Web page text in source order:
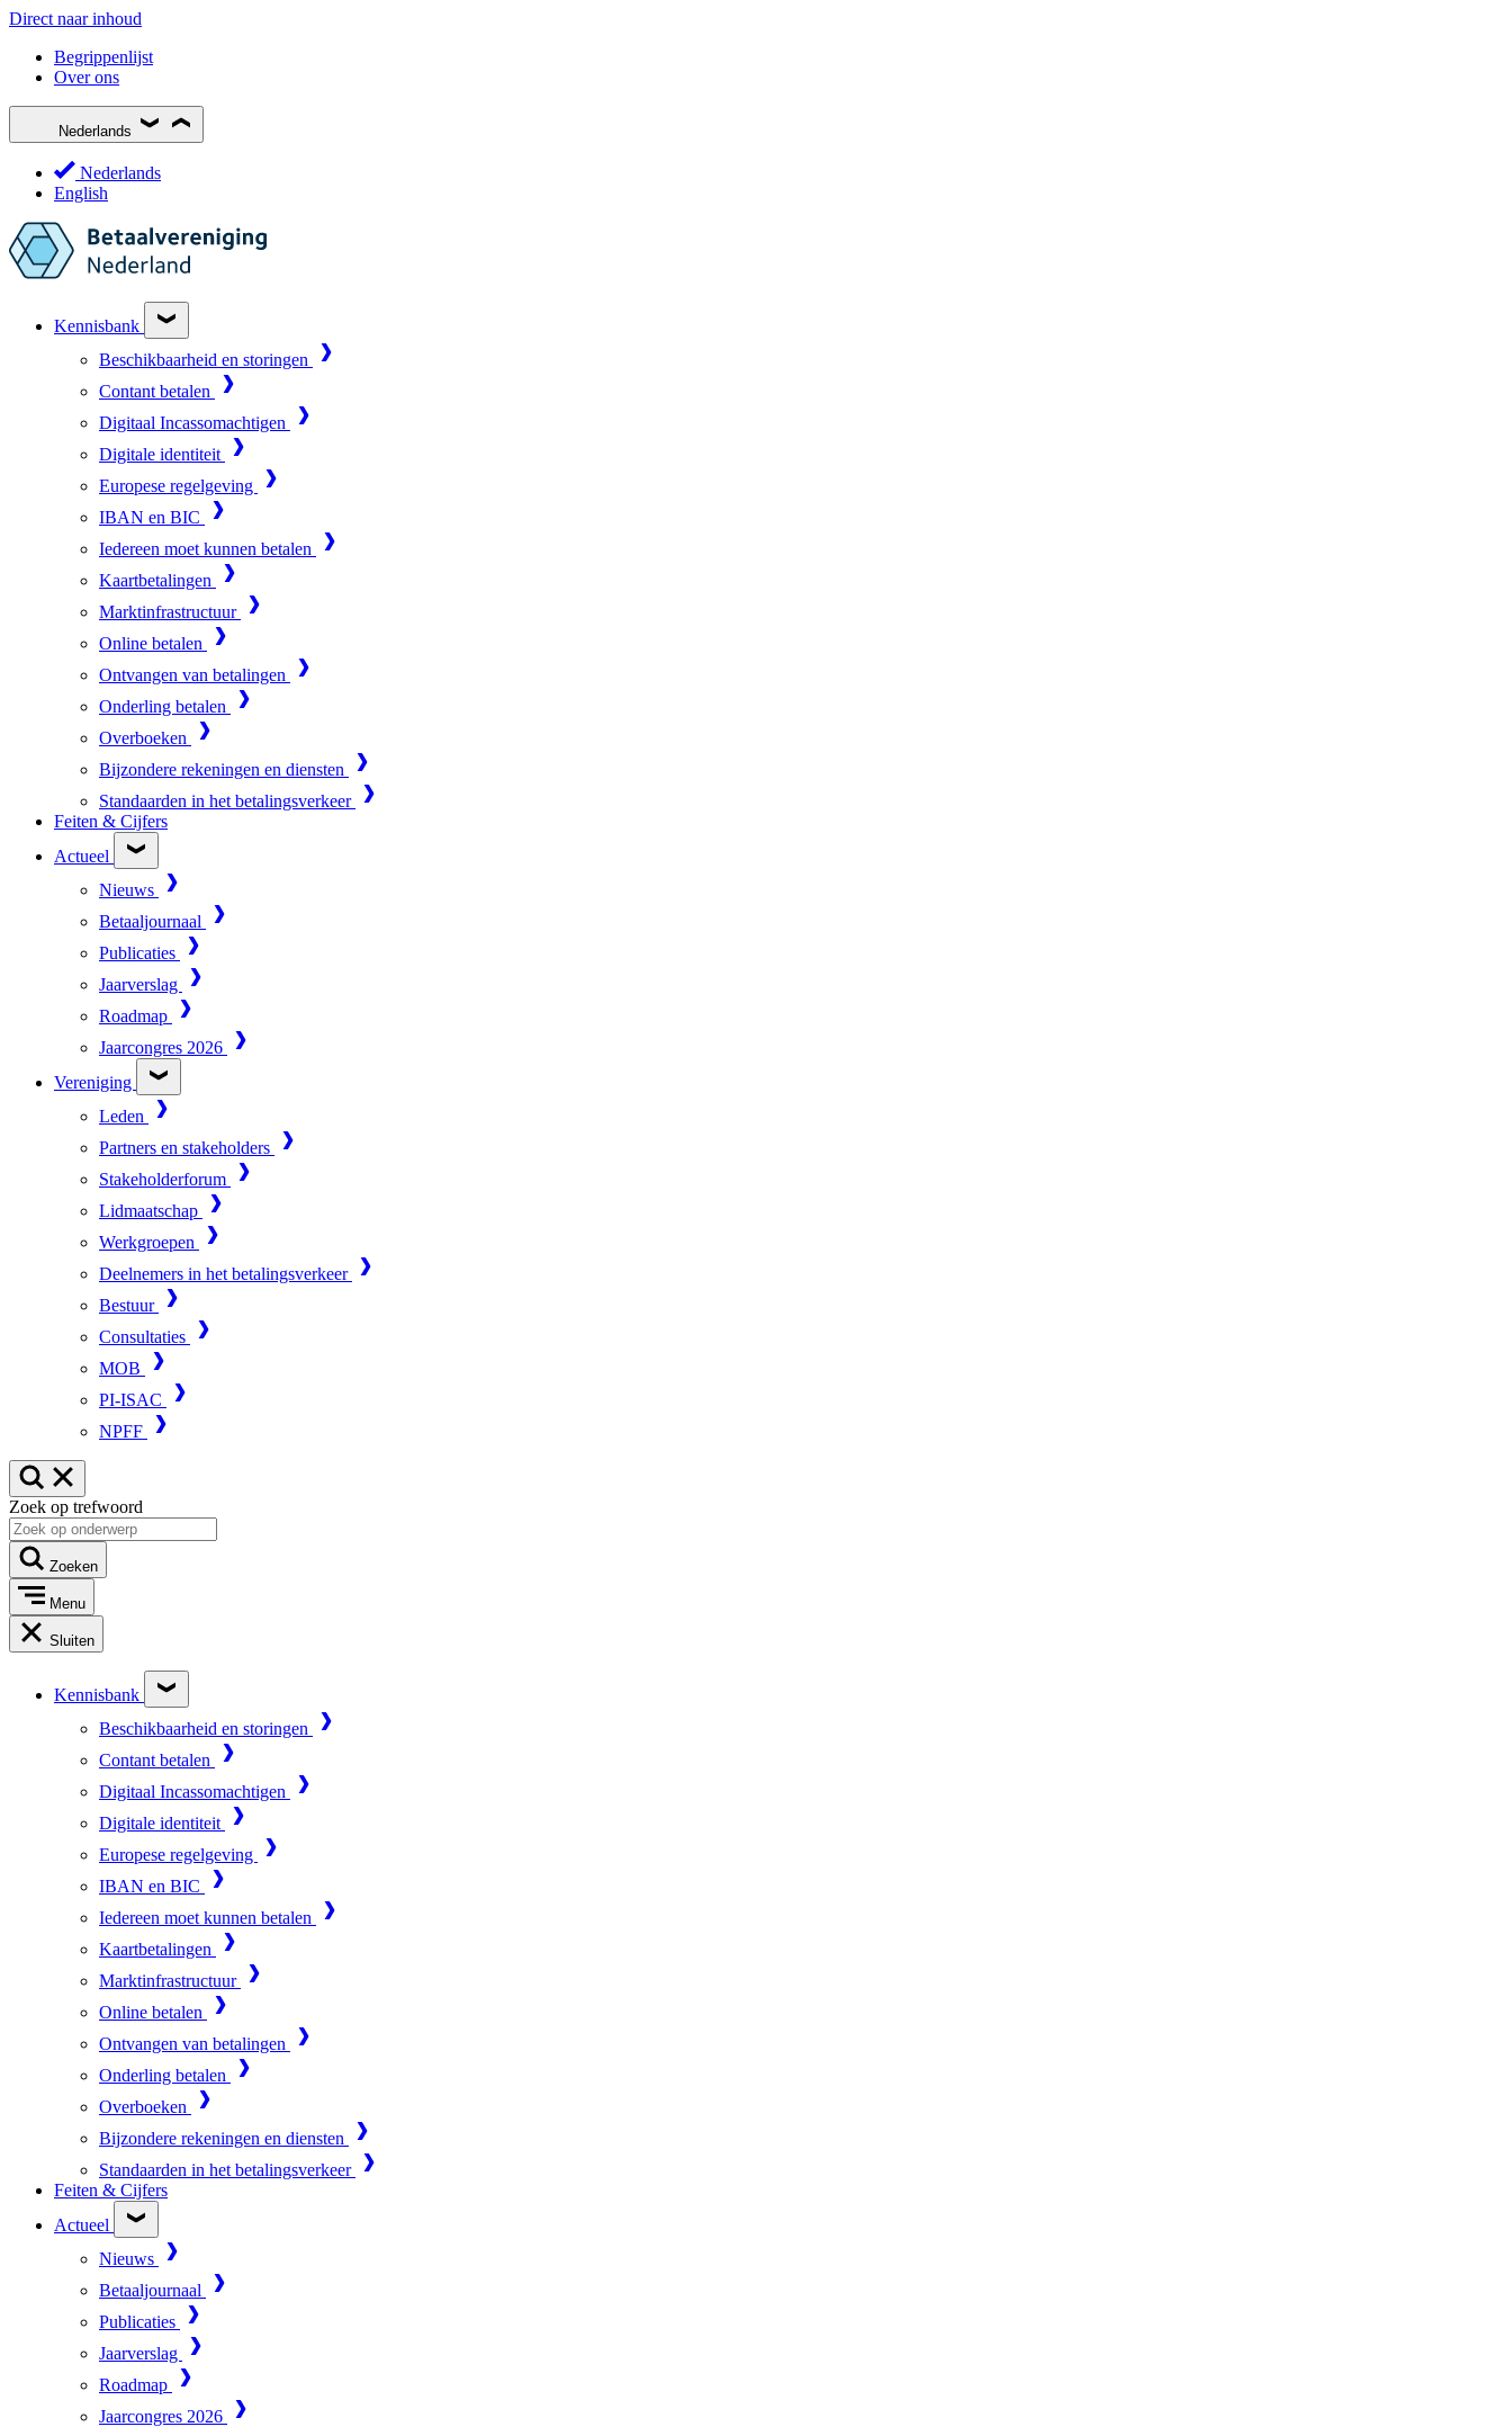
Direct naar inhoud
Begrippenlijst
Over ons
Nederlands
Nederlands
English
Kennisbank
Beschikbaarheid en storingen
Contant betalen
Digitaal Incassomachtigen
Digitale identiteit
Europese regelgeving
IBAN en BIC
Iedereen moet kunnen betalen
Kaartbetalingen
Marktinfrastructuur
Online betalen
Ontvangen van betalingen
Onderling betalen
Overboeken
Bijzondere rekeningen en diensten
Standaarden in het betalingsverkeer
Feiten & Cijfers
Actueel
Nieuws
Betaaljournaal
Publicaties
Jaarverslag
Roadmap
Jaarcongres 2026
Vereniging
Leden
Partners en stakeholders
Stakeholderforum
Lidmaatschap
Werkgroepen
Deelnemers in het betalingsverkeer
Bestuur
Consultaties
MOB
PI-ISAC
NPFF
Zoek op trefwoord
Zoeken
Menu
Sluiten
Kennisbank
Beschikbaarheid en storingen
Contant betalen
Digitaal Incassomachtigen
Digitale identiteit
Europese regelgeving
IBAN en BIC
Iedereen moet kunnen betalen
Kaartbetalingen
Marktinfrastructuur
Online betalen
Ontvangen van betalingen
Onderling betalen
Overboeken
Bijzondere rekeningen en diensten
Standaarden in het betalingsverkeer
Feiten & Cijfers
Actueel
Nieuws
Betaaljournaal
Publicaties
Jaarverslag
Roadmap
Jaarcongres 2026